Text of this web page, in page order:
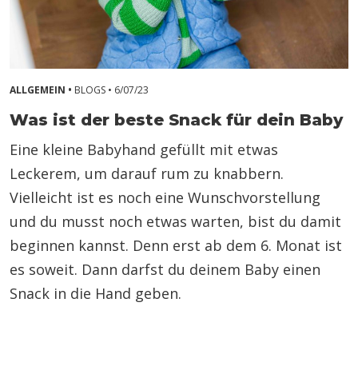
ALLGEMEIN • BLOGS • 6/07/23
Was ist der beste Snack für dein Baby
Eine kleine Babyhand gefüllt mit etwas
Leckerem, um darauf rum zu knabbern.
Vielleicht ist es noch eine Wunschvorstellung
und du musst noch etwas warten, bist du damit
beginnen kannst. Denn erst ab dem 6. Monat ist
es soweit. Dann darfst du deinem Baby einen
Snack in die Hand geben.